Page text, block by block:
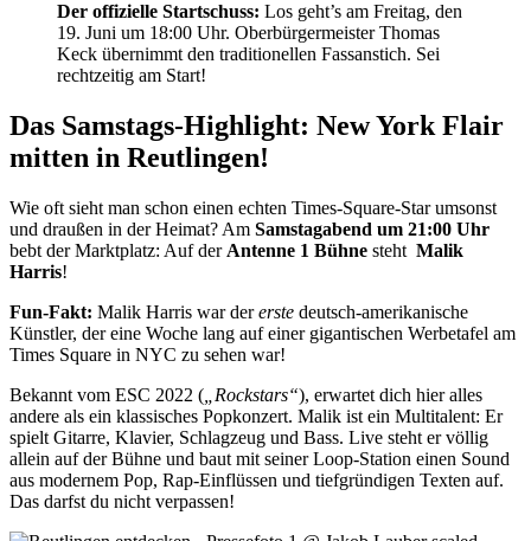
Der offizielle Startschuss: Los geht’s am Freitag, den
19. Juni um 18:00 Uhr. Oberbürgermeister Thomas
Keck übernimmt den traditionellen Fassanstich. Sei
rechtzeitig am Start!
Das Samstags-Highlight: New York Flair
mitten in Reutlingen!
Wie oft sieht man schon einen echten Times-Square-Star umsonst
und draußen in der Heimat? Am Samstagabend um 21:00 Uhr
bebt der Marktplatz: Auf der Antenne 1 Bühne steht Malik
Harris!
Fun-Fakt: Malik Harris war dererste deutsch-amerikanische
Künstler, der eine Woche lang auf einer gigantischen Werbetafel am
Times Square in NYC zu sehen war!
Bekannt vom ESC 2022 ( „Rockstars“), erwartet dich hier alles
andere als ein klassisches Popkonzert. Malik ist ein Multitalent: Er
spielt Gitarre, Klavier, Schlagzeug und Bass. Live steht er völlig
allein auf der Bühne und baut mit seiner Loop-Station einen Sound
aus modernem Pop, Rap-Einflüssen und tiefgründigen Texten auf.
Das darfst du nicht verpassen!